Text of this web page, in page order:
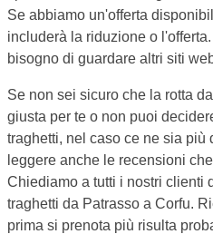
Se abbiamo un'offerta
includerà la riduzione o
bisogno di guardare altri siti
Se non sei sicuro che la rotta
giusta per te o non puoi
traghetti, nel caso ce ne sia più
leggere anche le recensioni
Chiediamo a tutti i nostri clienti
traghetti da Patrasso a Corfu.
prima si prenota più risulta